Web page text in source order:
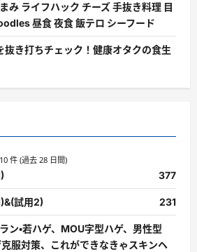
み ライフハック チーズ 手抜き料理 目
昼食 夜食 飯テロ シーフード
抜き打ちチェック！健康オタクの食生
件 (過去 28 日間)
377
試用2) 231
ン・若ハゲ、MOU字型ハゲ、男性型
服対策、これができなきゃスキンヘ